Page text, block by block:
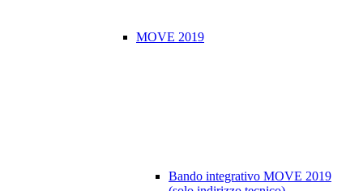
MOVE 2019
Bando integrativo MOVE 2019